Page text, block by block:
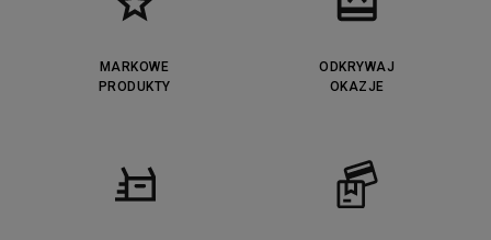
MARKOWE
PRODUKTY
ODKRYWAJ
OKAZJE